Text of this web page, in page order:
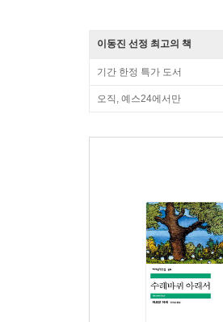
이동진 선정 최고의 책
기간 한정 특가 도서
오직, 예스24에서만